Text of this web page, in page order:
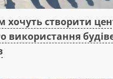
хочуть створити
використання